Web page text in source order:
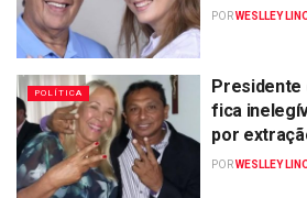
PORWESLLEY
POLÍTICA
Presidente
fica
por
PORWESLLEY